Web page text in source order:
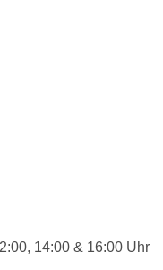
14:00 & 16:00 Uhr